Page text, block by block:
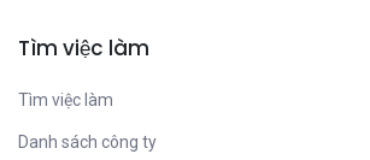
Tìm việc làm
Tìm việc làm
Danh sách công ty